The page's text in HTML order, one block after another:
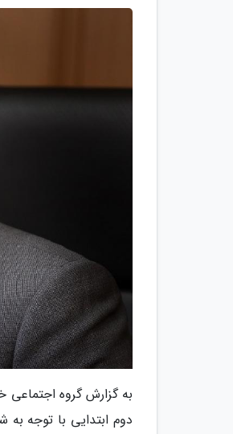
به گزارش گروه اجتماعی
دوم ابتدایی با توجه